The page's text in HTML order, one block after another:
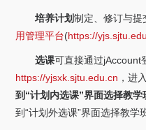
培养计划制定、修订与
用管理平台(https://
选课可直接通过jAccount
https://yjsxk.sjtu.edu.cn ，进
到“计划内选课”界面选择教学
到“计划外选课”界面选择教学